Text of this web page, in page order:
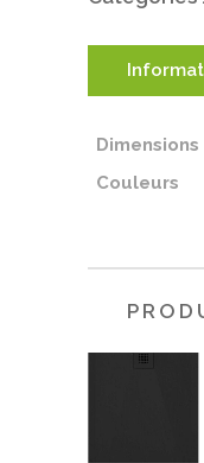
quantity
Dimensions
Couleurs